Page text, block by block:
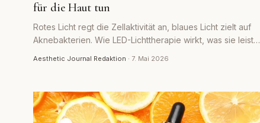
für die Haut tun
Rotes Licht regt die Zellaktivität an, blaues Licht zielt auf
Aknebakterien. Wie LED-Lichttherapie wirkt, was sie leisten
Aesthetic Journal Redaktion · 7. Mai 2026